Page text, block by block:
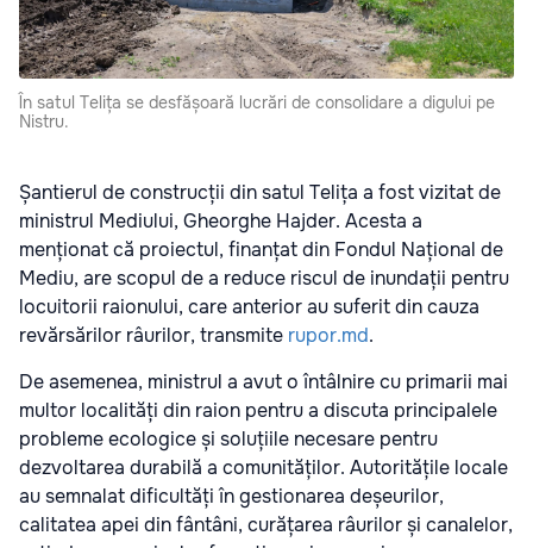
În satul Telița se desfășoară lucrări de consolidare a digului pe
Nistru.
Șantierul de construcții din satul Telița a fost vizitat de
ministrul Mediului, Gheorghe Hajder. Acesta a
menționat că proiectul, finanțat din Fondul Național de
Mediu, are scopul de a reduce riscul de inundații pentru
locuitorii raionului, care anterior au suferit din cauza
revărsărilor râurilor, transmite rupor.md.
De asemenea, ministrul a avut o întâlnire cu primarii mai
multor localități din raion pentru a discuta principalele
probleme ecologice și soluțiile necesare pentru
dezvoltarea durabilă a comunităților. Autoritățile locale
au semnalat dificultăți în gestionarea deșeurilor,
calitatea apei din fântâni, curățarea râurilor și canalelor,